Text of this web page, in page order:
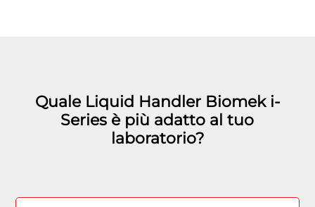
Quale Liquid Handler Biomek i-
Series è più adatto al tuo
laboratorio?